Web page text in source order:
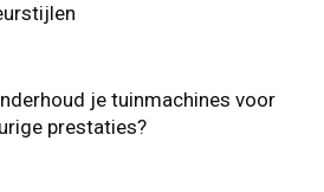
je tuinmachines voor
prestaties?